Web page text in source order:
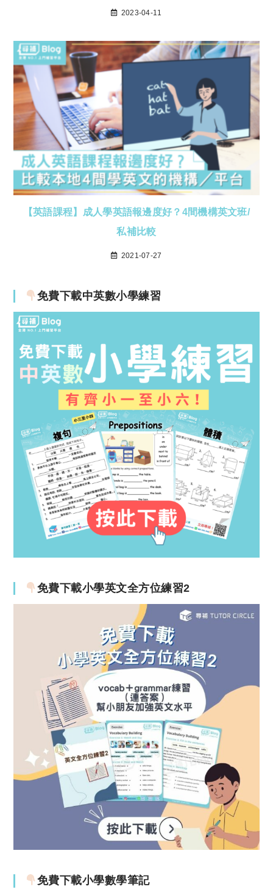
2023-04-11
【英語課程】成人學英語報邊度好？4間機構英文班/
私補比較
2021-07-27
免費下載中英數小學練習
免費下載小學英文全方位練習2
免費下載小學數學筆記